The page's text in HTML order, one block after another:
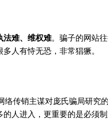
法难、维权难。骗子的网站
人有恃无恐，非常猖獗。
销主谋对庞氏骗局研究的
的人进入，更重要的是必须